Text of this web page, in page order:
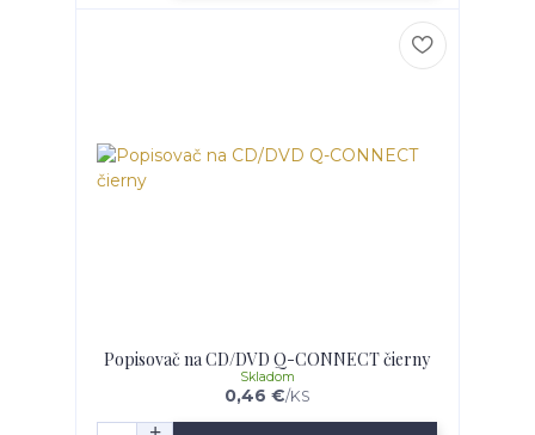
Popisovač na CD/DVD Q-CONNECT čierny
0,46 €/KS
Skladom